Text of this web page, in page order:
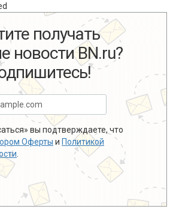
получать
новости BN.ru?
вы подтверждаете, что
Оферты и Политикой
.